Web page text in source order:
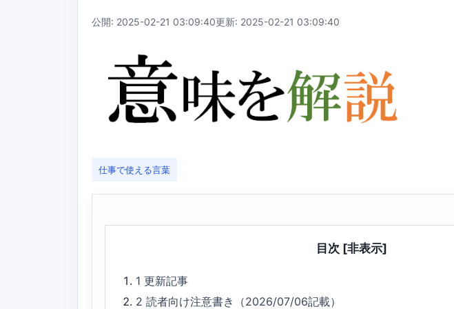
公開: 2025-02-21 03:09:40更新: 2025-02-21 03:09:40
仕事で使える言葉
目次 [非表示]
1更新記事
2読者向け注意書き（2026/07/06記載）